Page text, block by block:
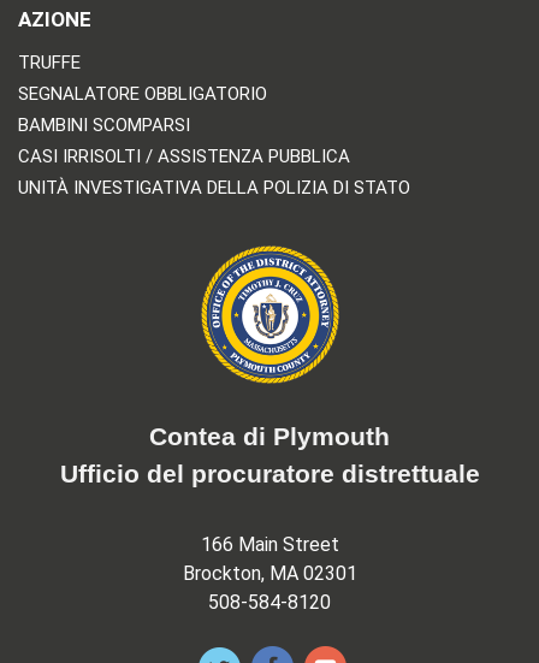
AZIONE
TRUFFE
SEGNALATORE OBBLIGATORIO
BAMBINI SCOMPARSI
CASI IRRISOLTI / ASSISTENZA PUBBLICA
UNITÀ INVESTIGATIVA DELLA POLIZIA DI STATO
Contea di Plymouth
Ufficio del procuratore distrettuale
166 Main Street
Brockton, MA 02301
508-584-8120